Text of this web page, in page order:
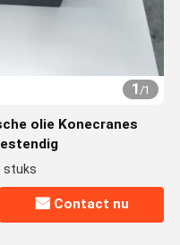
1/1
olie Konecranes
stuks
Contact nu